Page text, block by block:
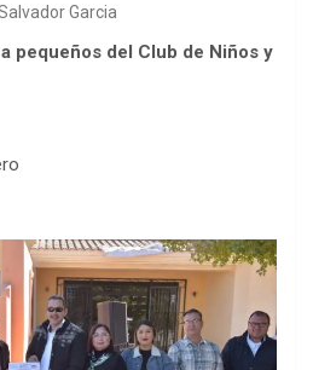
Garcia
pequeños del Club de Niños y